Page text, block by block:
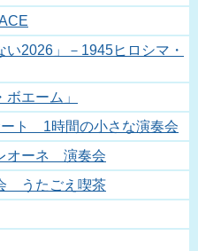
2026」－1945ヒロシマ・
エーム」
ト 1時間の小さな演奏会
オーネ 演奏会
うたごえ喫茶